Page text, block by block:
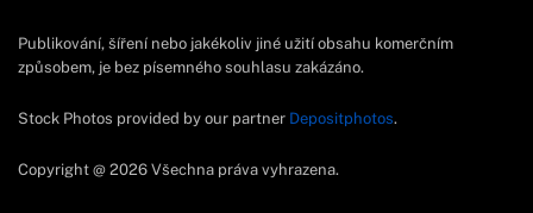
Publikování, šíření nebo jakékoliv jiné užití obsahu komerčním
způsobem, je bez písemného souhlasu zakázáno.
Stock Photos provided by our partner Depositphotos.
Copyright @ 2026 Všechna práva vyhrazena.